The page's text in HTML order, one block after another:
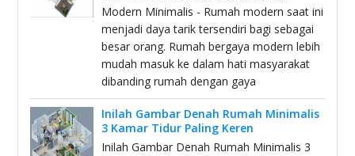
Modern Minimalis - Rumah modern saat ini
menjadi daya tarik tersendiri bagi sebagai
besar orang. Rumah bergaya modern lebih
mudah masuk ke dalam hati masyarakat
dibanding rumah dengan gaya
Inilah Gambar Denah Rumah Minimalis
3 Kamar Tidur Paling Keren
Inilah Gambar Denah Rumah Minimalis 3